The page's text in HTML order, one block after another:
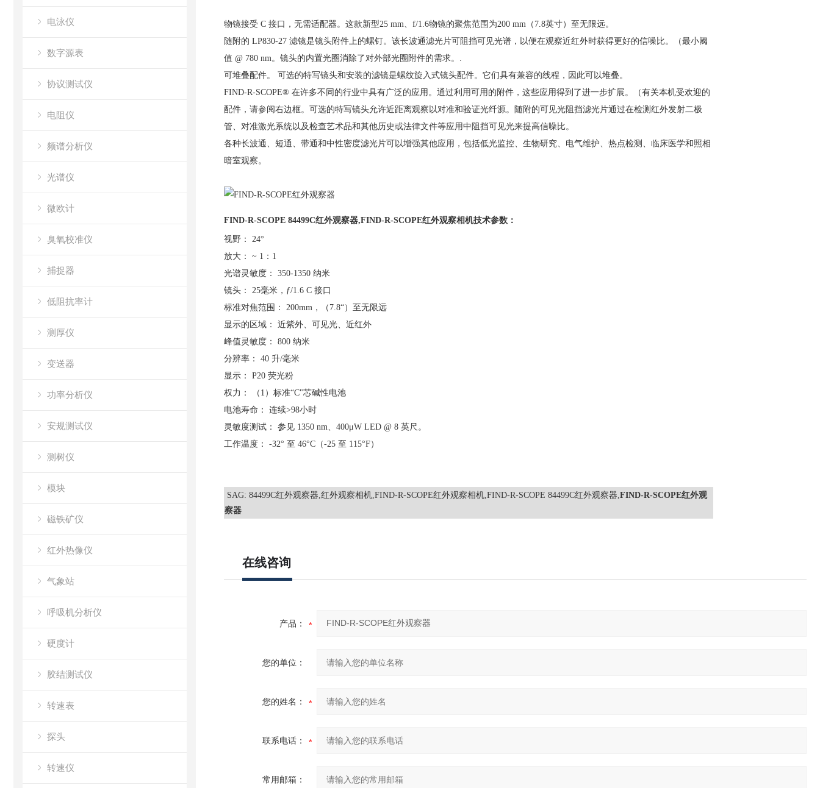
电泳仪
数字源表
协议测试仪
电阻仪
频谱分析仪
光谱仪
微欧计
臭氧校准仪
捕捉器
低阻抗率计
测厚仪
变送器
功率分析仪
安规测试仪
测树仪
模块
磁铁矿仪
红外热像仪
气象站
呼吸机分析仪
硬度计
胶结测试仪
转速表
探头
转速仪
物镜接受 C 接口，无需适配器。这款新型25 mm、f/1.6物镜的聚焦范围为200 mm（7.8英寸）至无限远。
随附的 LP830-27 滤镜是镜头附件上的螺钉。该长波通滤光片可阻挡可见光谱，以便在观察近红外时获得更好的信噪比。（最小阈
值 @ 780 nm。镜头的内置光圈消除了对外部光圈附件的需求。.
可堆叠配件。 可选的特写镜头和安装的滤镜是螺纹旋入式镜头配件。它们具有兼容的线程，因此可以堆叠。
FIND-R-SCOPE® 在许多不同的行业中具有广泛的应用。通过利用可用的附件，这些应用得到了进一步扩展。（有关本机受欢迎的
配件，请参阅右边框。可选的特写镜头允许近距离观察以对准和验证光纤源。随附的可见光阻挡滤光片通过在检测红外发射二极
管、对准激光系统以及检查艺术品和其他历史或法律文件等应用中阻挡可见光来提高信噪比。
各种长波通、短通、带通和中性密度滤光片可以增强其他应用，包括低光监控、生物研究、电气维护、热点检测、临床医学和照相
暗室观察。
FIND-R-SCOPE 84499C红外观察器,FIND-R-SCOPE红外观察相机技术参数：
视野：
24°
放大：
~ 1：1
光谱灵敏度：
350-1350 纳米
镜头：
25毫米，ƒ/1.6 C 接口
标准对焦范围：
200mm，（7.8“）至无限远
显示的区域：
近紫外、可见光、近红外
峰值灵敏度：
800 纳米
分辨率：
40 升/毫米
显示：
P20 荧光粉
权力：
（1）标准“C"芯碱性电池
电池寿命：
连续>98小时
灵敏度测试：
参见 1350 nm、400μW LED @ 8 英尺。
工作温度：
-32° 至 46°C（-25 至 115°F）
SAG: 84499C红外观察器,红外观察相机,FIND-R-SCOPE红外观察相机,FIND-R-SCOPE 84499C红外观察器,FIND-R-SCOPE红外观
察器
在线咨询
产品：
您的单位：
您的姓名：
联系电话：
常用邮箱：